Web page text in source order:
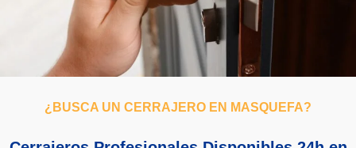
¿BUSCA UN CERRAJERO EN MASQUEFA?